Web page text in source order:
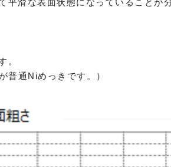
。
普通Niめっきです。）